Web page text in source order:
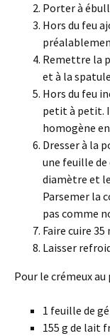
Porter à
Hors du feu
Remettre la
et à la
Hors du feu
petit à petit.
homogène
Dresser à la
une feuille de
diamètre et
Parsemer la
pas comme
Faire cuire
Laisser
Pour le crémeux au
1 feuille de
155 g de lait